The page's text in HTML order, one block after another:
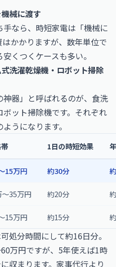
械に渡す
なら、時短家電は「機械に
かかりますが、数年単位で
くつくケースも多い。
洗濯乾燥機・ロボット掃除
器」と呼ばれるのが、食洗
ット掃除機です。それぞれ
うになります。
1日の時短効果
15万円 約30分
〜35万円 約20分
15万円 約15分
処分時間にして約16日分。
万円ですが、5年使えば1時
収まります。家事代行より